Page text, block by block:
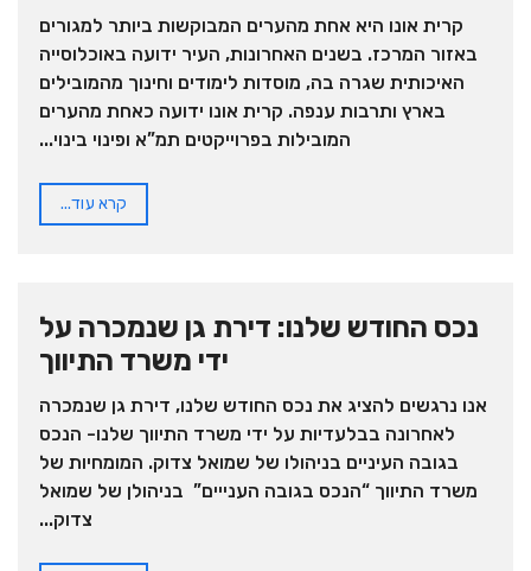
קרית אונו היא אחת מהערים המבוקשות ביותר למגורים
באזור המרכז. בשנים האחרונות, העיר ידועה באוכלוסייה
האיכותית שגרה בה, מוסדות לימודים וחינוך מהמובילים
בארץ ותרבות ענפה. קרית אונו ידועה כאחת מהערים
המובילות בפרוייקטים תמ”א ופינוי בינוי...
קרא עוד...
נכס החודש שלנו: דירת גן שנמכרה על
ידי משרד התיווך
אנו נרגשים להציג את נכס החודש שלנו, דירת גן שנמכרה
לאחרונה בבלעדיות על ידי משרד התיווך שלנו- הנכס
בגובה העיניים בניהולו של שמואל צדוק. המומחיות של
משרד התיווך “הנכס בגובה הענייים” בניהולן של שמואל
צדוק...